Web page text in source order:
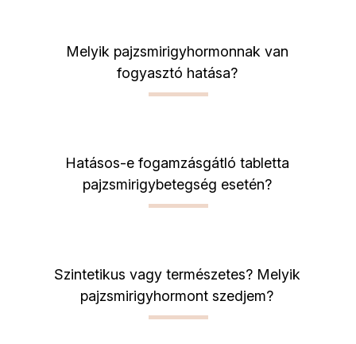
Melyik pajzsmirigyhormonnak van
fogyasztó hatása?
Hatásos-e fogamzásgátló tabletta
pajzsmirigybetegség esetén?
Szintetikus vagy természetes? Melyik
pajzsmirigyhormont szedjem?